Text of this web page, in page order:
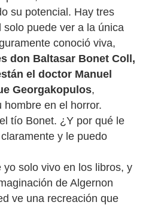
su potencial. Hay tres
solo puede ver a la única
conoció viva,
don Baltasar Bonet Coll,
el doctor Manuel
Georgakopulos,
hombre en el horror.
tío Bonet. ¿Y por qué le
y le puedo
yo solo vivo en los libros, y
de Algernon
ve una recreación que